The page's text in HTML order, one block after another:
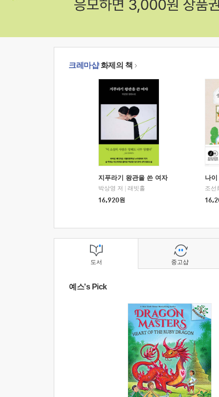
크레마샵화제의 책
지푸라기 왕관을 쓴 여자
박상영 저
래빗홀
16,920원
나
조선
도서
예스's Pick
중고샵